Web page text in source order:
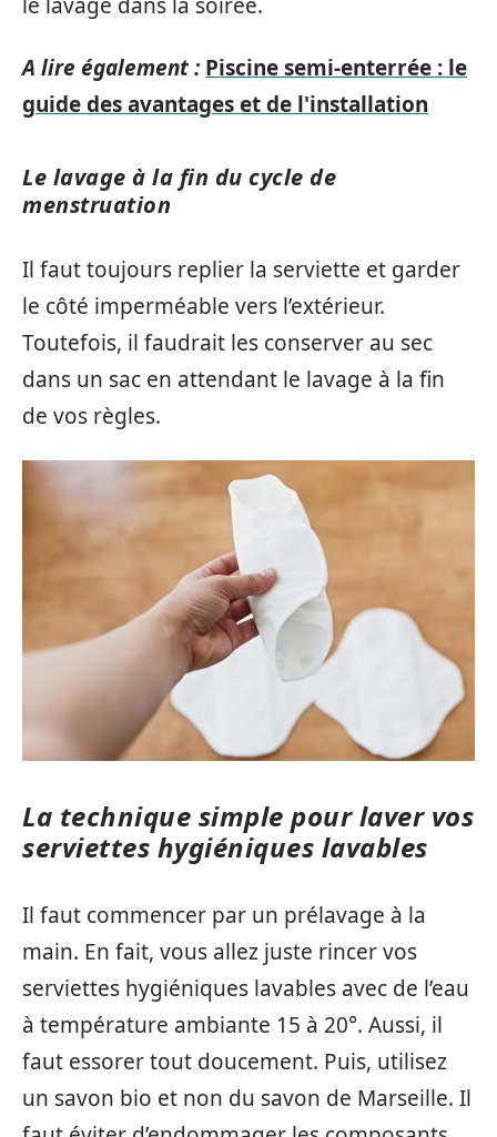
A lire également : Piscine semi-enterrée : le
guide des avantages et de l'installation
Le lavage à la fin du cycle de
menstruation
Il faut toujours replier la serviette et garder
le côté imperméable vers l’extérieur.
Toutefois, il faudrait les conserver au sec
dans un sac en attendant le lavage à la fin
de vos règles.
La technique simple pour laver vos
serviettes hygiéniques lavables
Il faut commencer par un prélavage à la
main. En fait, vous allez juste rincer vos
serviettes hygiéniques lavables avec de l’eau
à température ambiante 15 à 20°. Aussi, il
faut essorer tout doucement. Puis, utilisez
un savon bio et non du savon de Marseille. Il